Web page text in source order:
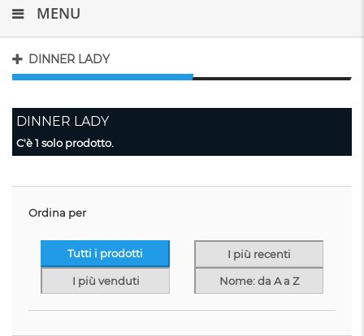
MENU
DINNER LADY
DINNER LADY
C'è 1 solo prodotto.
Ordina per
Tutti i prodotti I più recenti
I più venduti Nome: da A a Z